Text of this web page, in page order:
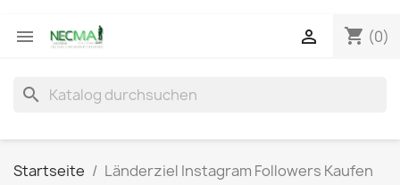
 shopping_cart (0)

search
Startseite
Länderziel Instagram Followers Kaufen